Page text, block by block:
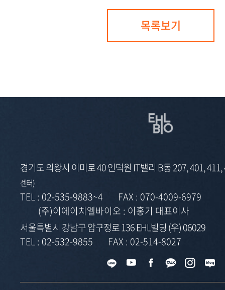
목록보기
경기도 의왕시 이미로 40 인덕원 IT밸리 B동 207, 401,
센터)
TEL : 02-535-9883~4 FAX : 070-4009-6979
(주)이에이치엘바이오 : 이홍기 대표이사
서울특별시 강남구 압구정로 136 EHL빌딩 (우) 06029
TEL : 02-532-9855 FAX : 02-514-8027